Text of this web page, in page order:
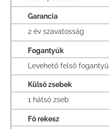
Garancia
2 év szavatosság
Fogantyúk
Levehető felső fogantyú
Külső zsebek
1 hátsó zseb
Fő rekesz